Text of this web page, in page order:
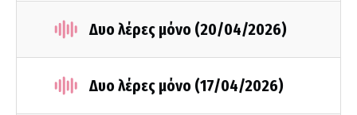
Δυο λέρες μόνο (20/04/2026)
Δυο λέρες μόνο (17/04/2026)